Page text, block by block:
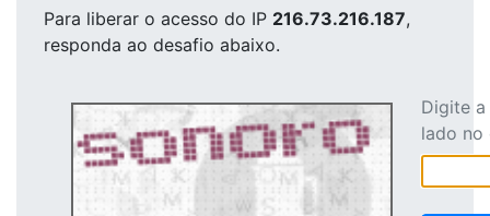
Para liberar o acesso do IP 216.73.216.187,
responda ao desafio abaixo.
Digite
lado no